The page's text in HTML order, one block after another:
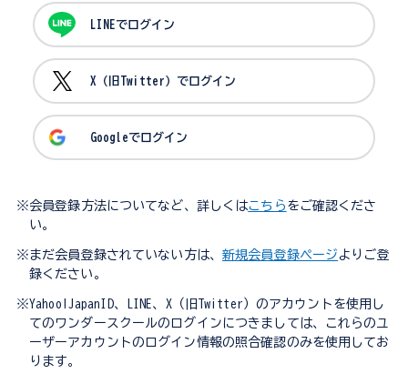
LINEでログイン
X（旧Twitter）でログイン
Googleでログイン
※会員登録方法についてなど、詳しくはこちら をご確認くださ
い。
※まだ会員登録されていない方は、 新規会員登録ページ よりご登
録ください。
※Yahoo!JapanID、LINE、X（旧Twitter）のアカウントを使用し
てのワンダースクールのログインにつきましては、これらのユ
ーザーアカウントのログイン情報の照合確認のみを使用してお
ります。